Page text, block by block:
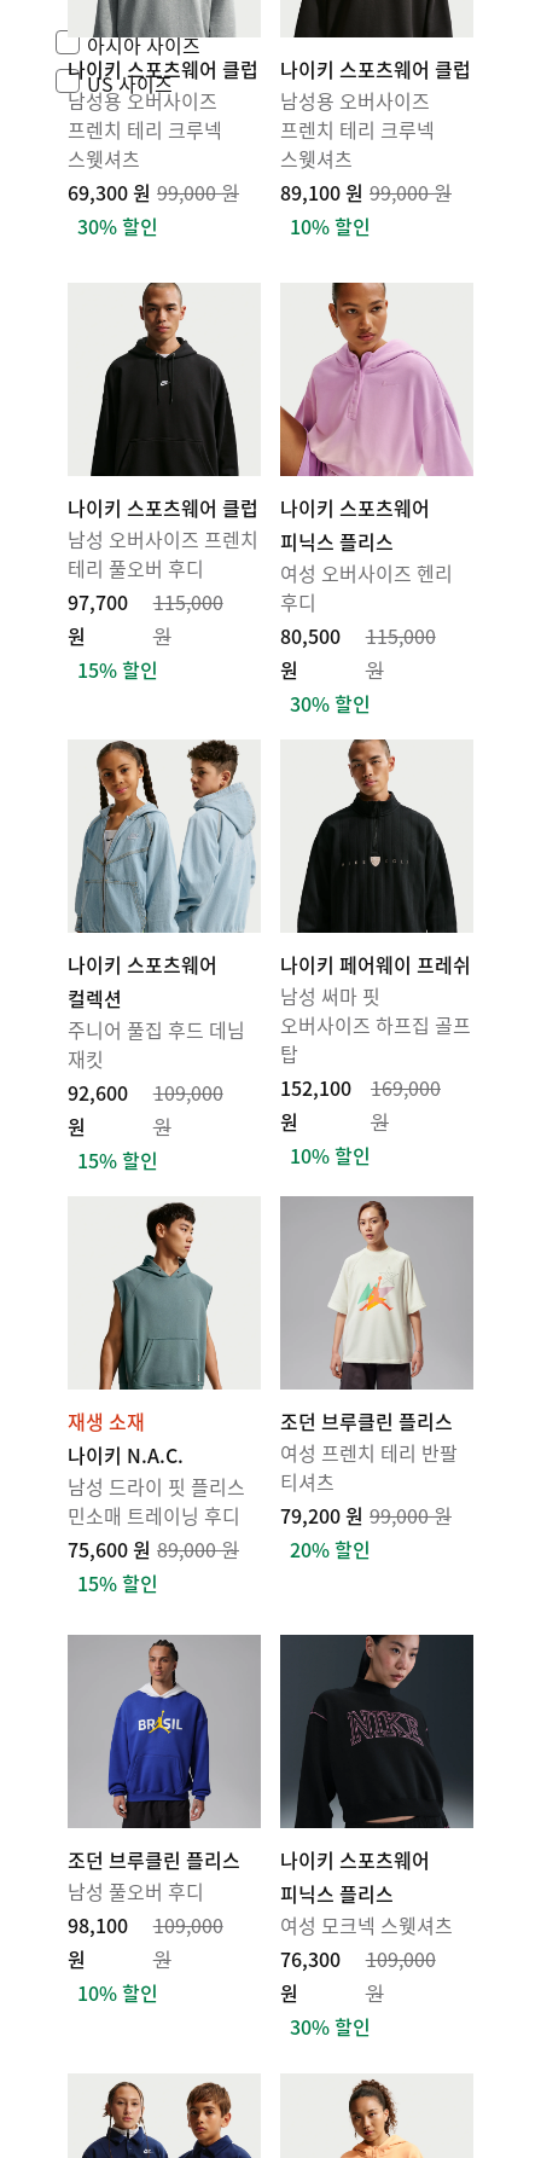
아시아 사이즈
US 사이즈
나이키 스포츠웨어 클럽
남성용 오버사이즈
프렌치 테리 크루넥
스웻셔츠
69,300 원 99,000 원
30% 할인
나이키 스포츠웨어 클럽
남성용 오버사이즈
프렌치 테리 크루넥
스웻셔츠
89,100 원 99,000 원
10% 할인
나이키 스포츠웨어 클럽
남성 오버사이즈 프렌치
테리 풀오버 후디
97,700
원
115,000
원
15% 할인
나이키 스포츠웨어
피닉스 플리스
여성 오버사이즈 헨리
후디
80,500
원
115,000
원
30% 할인
나이키 스포츠웨어
컬렉션
주니어 풀집 후드 데님
재킷
92,600
원
109,000
원
15% 할인
나이키 페어웨이 프레쉬
남성 써마 핏
오버사이즈 하프집 골프
탑
152,100
원
169,000
원
10% 할인
재생 소재
나이키 N.A.C.
남성 드라이 핏 플리스
민소매 트레이닝 후디
75,600 원 89,000 원
15% 할인
조던 브루클린 플리스
여성 프렌치 테리 반팔
티셔츠
79,200 원 99,000 원
20% 할인
조던 브루클린 플리스
남성 풀오버 후디
98,100
원
109,000
원
10% 할인
나이키 스포츠웨어
피닉스 플리스
여성 모크넥 스웻셔츠
76,300
원
109,000
원
30% 할인